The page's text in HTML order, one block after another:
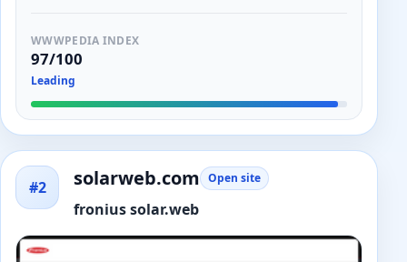
WWWPEDIA INDEX
97/100
Leading
#2 solarweb.com Open site
fronius solar.web